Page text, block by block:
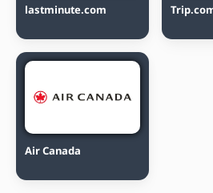
lastminute.com
Air Canada